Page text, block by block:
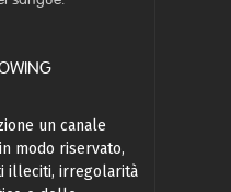
un canale
modo riservato,
illeciti, irregolarità